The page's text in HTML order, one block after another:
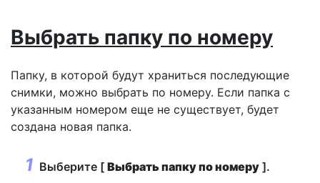
Выбрать папку по номеру
Папку, в которой будут храниться последующие
снимки, можно выбрать по номеру. Если папка с
указанным номером еще не существует, будет
создана новая папка.
Выберите [ Выбрать папку по номеру ].